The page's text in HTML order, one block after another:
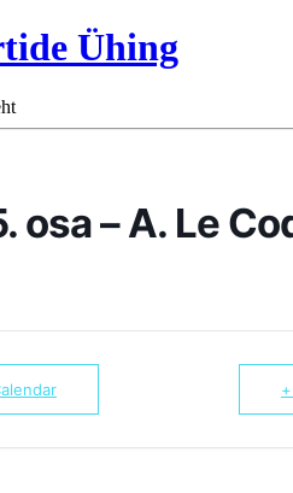
Ühing
osa – A. Le